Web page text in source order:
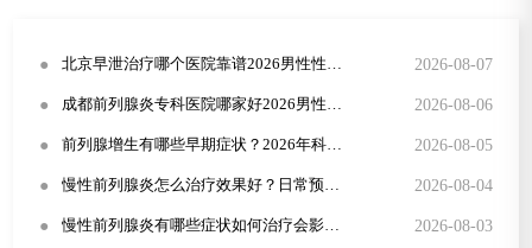
● 北京早泄治疗哪个医院靠谱2026男性性功能障碍康复指南 2026-08-07
● 成都前列腺炎专科医院哪家好2026男性尿频尿急规范治疗方案 2026-08-06
● 前列腺增生有哪些早期症状？2026年科学治疗方法详解 2026-08-05
● 慢性前列腺炎怎么治疗效果好？日常预防与症状识别全攻略 2026-08-04
● 慢性前列腺炎有哪些症状如何治疗会影响性生活吗 2026-08-03